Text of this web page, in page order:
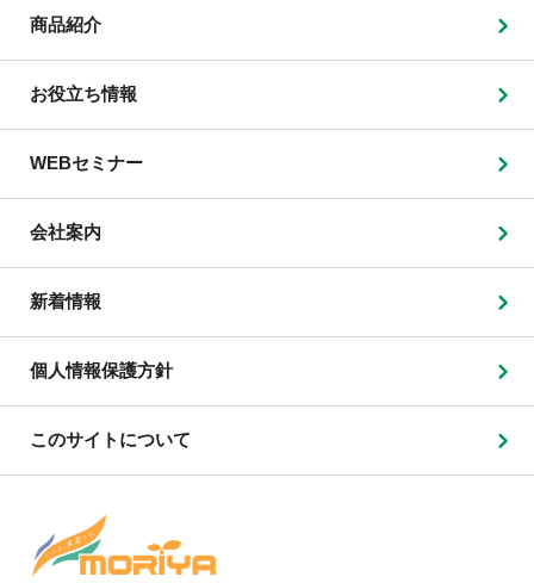
商品紹介
お役立ち情報
WEBセミナー
会社案内
新着情報
個人情報保護方針
このサイトについて